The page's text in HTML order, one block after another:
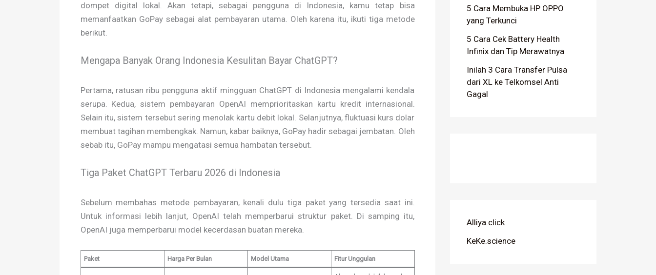
dompet digital lokal. Akan tetapi, sebagai pengguna di Indonesia, kamu tetap bisa
memanfaatkan GoPay sebagai alat pembayaran utama. Oleh karena itu, ikuti tiga metode
berikut.
Mengapa Banyak Orang Indonesia Kesulitan Bayar ChatGPT?
Pertama, ratusan ribu pengguna aktif mingguan ChatGPT di Indonesia mengalami kendala
serupa. Kedua, sistem pembayaran OpenAI memprioritaskan kartu kredit internasional.
Selain itu, sistem tersebut sering menolak kartu debit lokal. Selanjutnya, fluktuasi kurs dolar
membuat tagihan membengkak. Namun, kabar baiknya, GoPay hadir sebagai jembatan. Oleh
sebab itu, GoPay mampu mengatasi semua hambatan tersebut.
Tiga Paket ChatGPT Terbaru 2026 di Indonesia
Sebelum membahas metode pembayaran, kenali dulu tiga paket yang tersedia saat ini.
Untuk informasi lebih lanjut, OpenAI telah memperbarui struktur paket. Di samping itu,
OpenAI juga memperbarui model kecerdasan buatan mereka.
Paket Harga Per Bulan Model Utama Fitur Unggulan
5 Cara Membuka HP OPPO
yang Terkunci
5 Cara Cek Battery Health
Infinix dan Tip Merawatnya
Inilah 3 Cara Transfer Pulsa
dari XL ke Telkomsel Anti
Gagal
Alliya.click
KeKe.science